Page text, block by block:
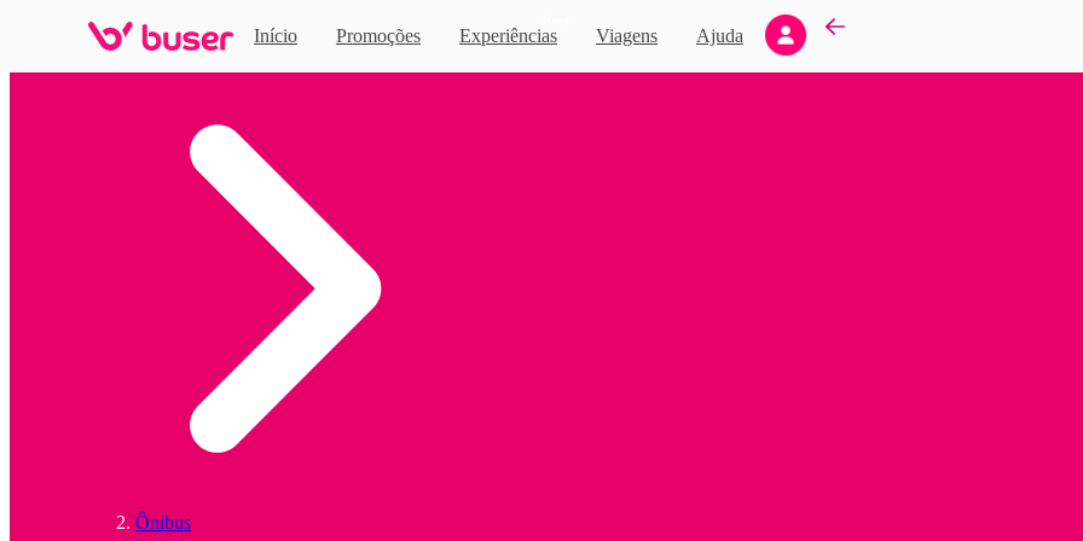
Início Promoções Experiências Viagens Ajuda
Ônibus